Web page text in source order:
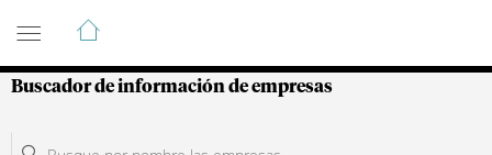
Guía de Empresas Colombianas
Buscador de información de empresas